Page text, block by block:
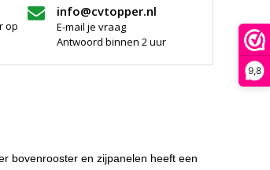
9,8
op
info@cvtopper.nl
E-mail je vraag
Antwoord binnen 2 uur
bovenrooster en zijpanelen heeft een